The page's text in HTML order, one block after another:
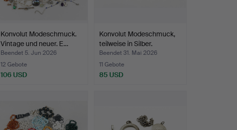
Konvolut Modeschmuck.
Vintage und neuer. E…
Beendet 5. Jun 2026
12 Gebote
106 USD
Konvolut Modeschmuck,
teilweise in Silber.
Beendet 31. Mai 2026
11 Gebote
85 USD